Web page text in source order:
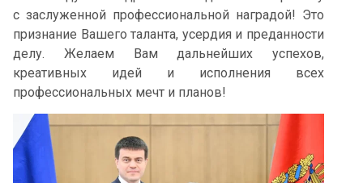
с заслуженной профессиональной наградой! Это
признание Вашего таланта, усердия и преданности
делу. Желаем Вам дальнейших успехов,
креативных идей и исполнения всех
профессиональных мечт и планов!